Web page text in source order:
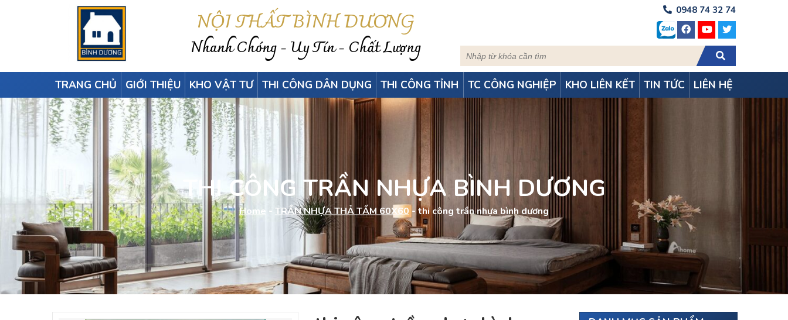
NỘI THẤT BÌNH DƯƠNG
Nhanh Chóng - Uy Tín - Chất Lượng
0948 74 32 74
TRANG CHỦ GIỚI THIỆU KHO VẬT TƯ THI CÔNG DÂN DỤNG THI CÔNG TỈNH TC CÔNG NGHIỆP KHO LIÊN KẾT TIN TỨC LIÊN HỆ
THI CÔNG TRẦN NHỰA BÌNH DƯƠNG
Home - TRẦN NHỰA THẢ TẤM 60X60 - thi công trần nhựa bình dương